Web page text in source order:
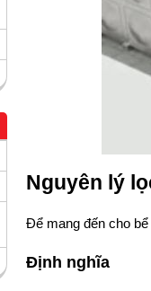
Nguyên lý
Để mang đến cho
Định nghĩa